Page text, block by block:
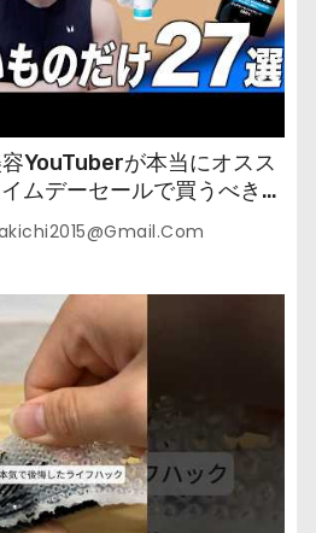
YouTuberが本当にオスス
ムデーセールで買うべきも